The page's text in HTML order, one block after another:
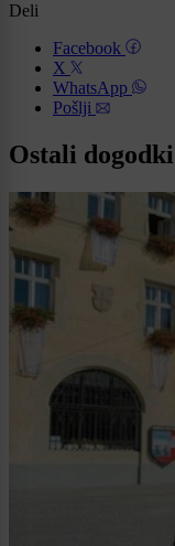
Deli
Facebook
X
WhatsApp
Pošlji
Ostali